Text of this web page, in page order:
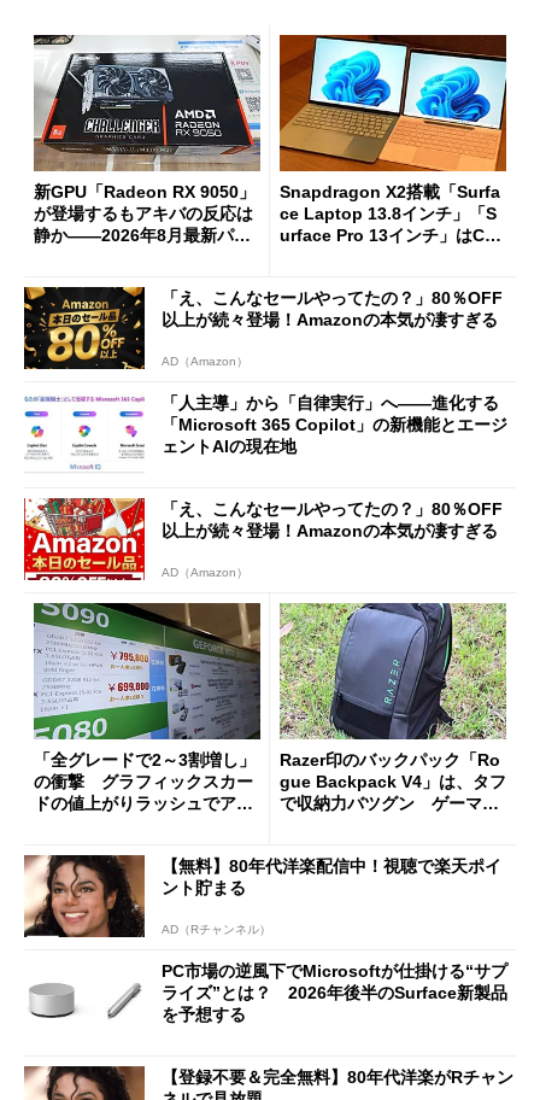
新GPU「Radeon RX 9050」
が登場するもアキバの反応は
静か――2026年8月最新パー
Snapdragon X2搭載「Surfa
ce Laptop 13.8インチ」「S
urface Pro 13インチ」はCop
た
「え、こんなセールやってたの？」80％OFF
以上が続々登場！Amazonの本気が凄すぎる
AD（Amazon）
「人主導」から「自律実行」へ――進化する
「Microsoft 365 Copilot」の新機能とエージ
ェントAIの現在地
「え、こんなセールやってたの？」80％OFF
以上が続々登場！Amazonの本気が凄すぎる
AD（Amazon）
「全グレードで2～3割増し」
の衝撃 グラフィックスカー
ドの値上がりラッシュでアキ
Razer印のバックパック「Ro
gue Backpack V4」は、タフ
で収納力バツグン ゲーマー
【無料】80年代洋楽配信中！視聴で楽天ポイ
ント貯まる
AD（Rチャンネル）
PC市場の逆風下でMicrosoftが仕掛ける“サプ
ライズ”とは？ 2026年後半のSurface新製品
を予想する
【登録不要＆完全無料】80年代洋楽がRチャン